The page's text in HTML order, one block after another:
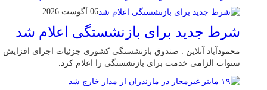
06 آگوست 2026
شرط جدید برای بازنشستگی اعلام شد
محمودآباد آنلاین : صندوق بازنشستگی کشوری جزئیات اجرای افزایش
سنوات الزامی خدمت برای بازنشستگی را اعلام کرد.